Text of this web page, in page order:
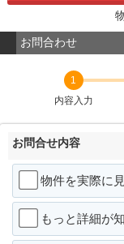
お問合わせ
1
内容入力
お問合せ内容
物件を実際に
もっと詳細が